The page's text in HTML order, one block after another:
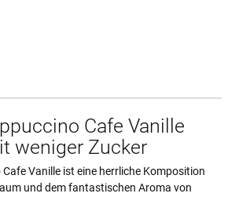
Cafe Vanille
weniger Zucker
Vanille ist eine herrliche Komposition
und dem fantastischen Aroma von